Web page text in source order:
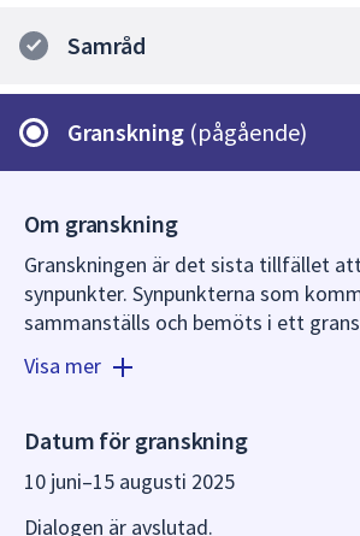
Samråd
Granskning (pågående)
Om granskning
Granskningen är det sista tillfället
synpunkter. Synpunkterna som
sammanställs och bemöts i ett
Om det görs stora förändringar i
det ut på ny granskning, annars går
lämnat synpunkter under
granskningen kan normalt sett inte
en beslutad detaljplan. Undantag
detaljplaner som kan antas medföra
Visa mer
Datum för granskning
10 juni–15 augusti 2025
Dialogen är avslutad.